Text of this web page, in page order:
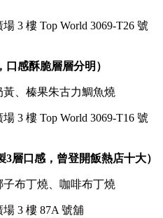
3 樓 Top World 3069-T26 號
口感酥脆層層分明）
黃、榛果朱古力鯛魚燒
3 樓 Top World 3069-T16 號
層口感，曾登開飯熱店十大）
子布丁燒、咖啡布丁燒
場 3 樓 87A 號舖